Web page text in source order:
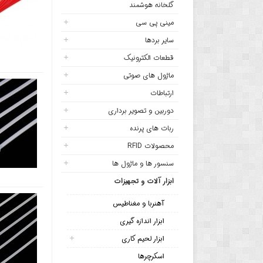
گلخانه هوشمند
مینی پی سی
سایر بردها
قطعات الکترونیک
ماژول های صوتی
ارتباطات
دوربین و تصویر برداری
ربات های پرنده
محصولات RFID
سنسور ها و ماژول ها
ابزار آلات و تجهیزات
آهنربا و مغناطیس
ابزار اندازه گیری
ابزار لحیم کاری
اسکرچرها